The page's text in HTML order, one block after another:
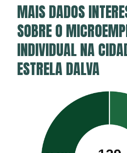
MAIS DADOS
SOBRE O
INDIVIDUAL NA
ESTRELA DALVA